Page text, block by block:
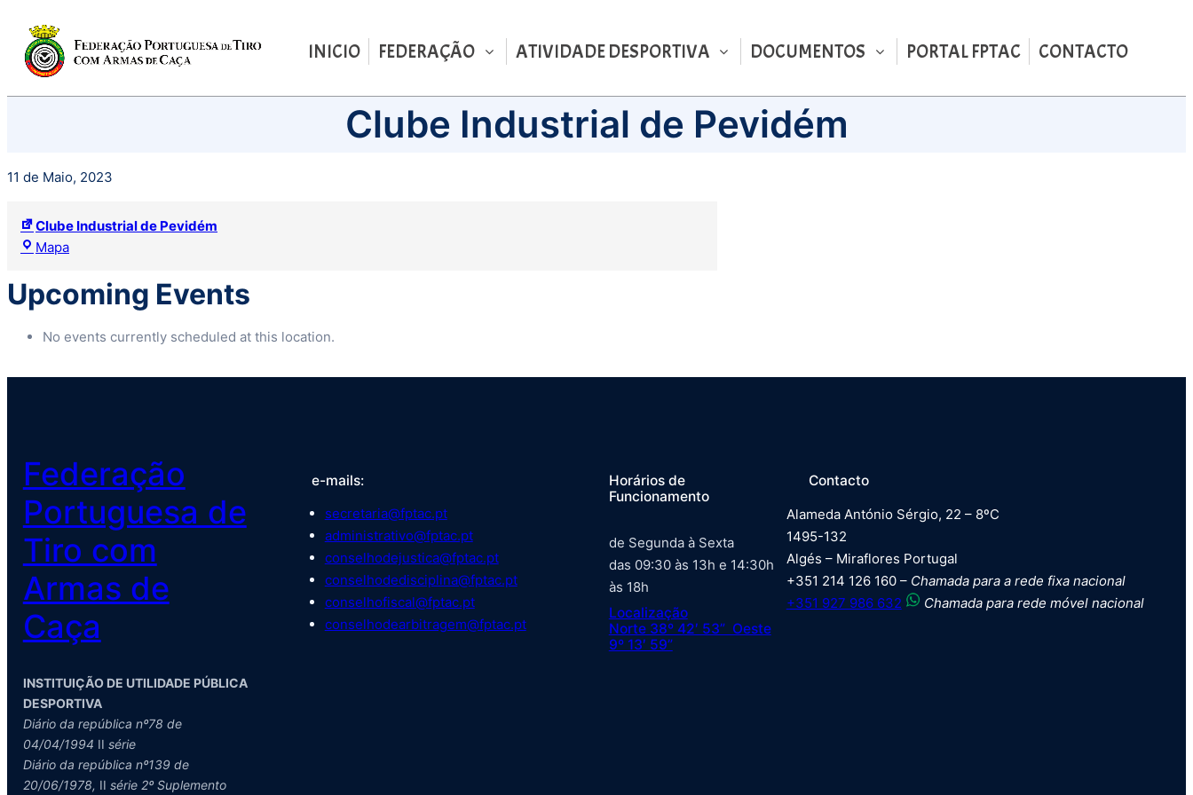
INICIO FEDERAÇÃO ATIVIDADE DESPORTIVA DOCUMENTOS PORTAL FPTAC CONTACTO
conteúdo
Clube Industrial de Pevidém
11 de Maio, 2023
Clube Industrial de Pevidém
MapaClube
Pevidém
Upcoming Events
No events currently scheduled at this location.
Federação
Portuguesa de
Tiro com
Armas de
Caça
INSTITUIÇÃO DE UTILIDADE PÚBLICA
DESPORTIVA
Diário da república nº78 de
04/04/1994 II série
Diário da república nº139 de
20/06/1978, II série 2º Suplemento
e-mails:
secretaria@fptac.pt
administrativo@fptac.pt
conselhodejustica@fptac.pt
conselhodedisciplina@fptac.pt
conselhofiscal@fptac.pt
conselhodearbitragem@fptac.pt
Horários de
Funcionamento
de Segunda à Sexta
das 09:30 às 13h e 14:30h
às 18h
Localização
Norte 38º 42′ 53” Oeste
9º 13′ 59”
Contacto
Alameda António Sérgio, 22 – 8ºC
1495-132
Algés – Miraflores Portugal
+351 214 126 160 – Chamada para a rede fixa nacional
+351 927 986 632
Chamada para rede móvel nacional